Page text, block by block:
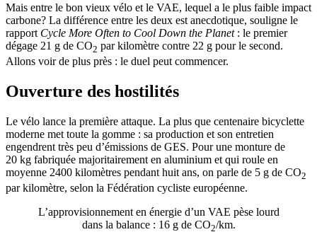
Mais entre le bon vieux vélo et le VAE, lequel a le plus faible impact
carbone? La différence entre les deux est anecdotique, souligne le
rapport Cycle More Often to Cool Down the Planet: le premier
dégage 21 g de CO2 par kilomètre contre 22 g pour le second.
Allons voir de plus près : le duel peut commencer.
Ouverture des hostilités
Le vélo lance la première attaque. La plus que centenaire bicyclette
moderne met toute la gomme : sa production et son entretien
engendrent très peu d’émissions de GES. Pour une monture de
20 kg fabriquée majoritairement en aluminium et qui roule en
moyenne 2400 kilomètres pendant huit ans, on parle de 5 g de CO2
par kilomètre, selon la Fédération cycliste européenne.
L’approvisionnement en énergie d’un VAE pèse lourd
dans la balance : 16 g de CO2/km.